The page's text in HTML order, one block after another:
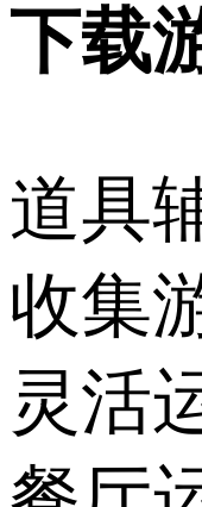
下载
道具
收集
灵活